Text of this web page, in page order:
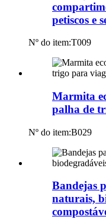
petiscos e
Nº do item:T009
Marmita
palha de
Nº do item:B029
Bandejas
naturais,